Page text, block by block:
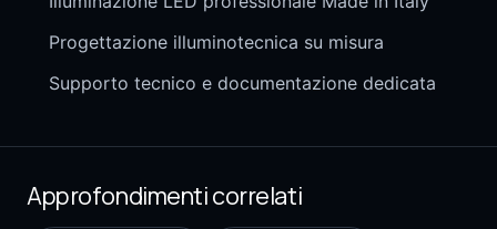
Progettazione illuminotecnica su misura
Supporto tecnico e documentazione dedicata
Approfondimenti correlati